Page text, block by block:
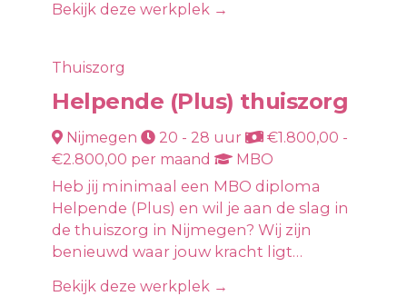
Bekijk deze werkplek →
Thuiszorg
Helpende (Plus) thuiszorg
Nijmegen 20 - 28 uur
€1.800,00 -
€2.800,00 per maand
MBO
Heb jij minimaal een MBO diploma
Helpende (Plus) en wil je aan de slag in
de thuiszorg in Nijmegen? Wij zijn
benieuwd waar jouw kracht ligt…
Bekijk deze werkplek →